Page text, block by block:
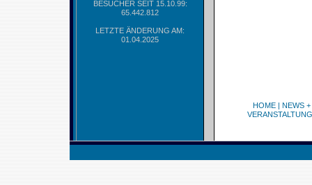
BESUCHER SEIT 15.10.99:
65.442.812
LETZTE ÄNDERUNG AM:
01.04.2025
HOME| NEWS